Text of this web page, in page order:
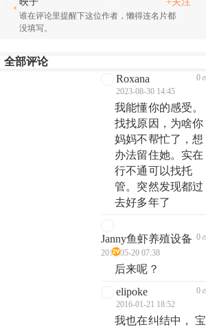
谁在评论里提醒下这位作者，懒得连名片都
没填写。
全部评论
Roxana
2023-08-30 14:45
0
我能懂你的感受。
找找原因，为啥你
妈妈不帮忙了，想
办法留住她。实在
行不通可以找托
管。突然发现都过
去好多年了
Janny鱼虾养殖设备
2019-05-20 07:38
0
后来呢？
elipoke
2016-01-21 18:52
0
我也在纠结中， 宝